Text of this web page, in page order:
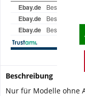
Beschreibung
Nur für Modelle ohne